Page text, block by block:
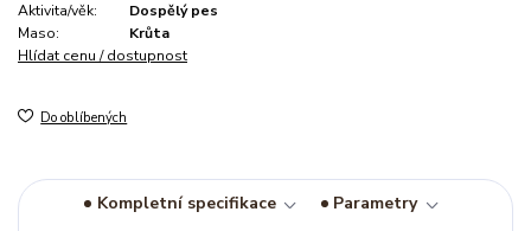
Aktivita/věk:
Dospělý pes
Maso:
Krůta
Hlídat cenu / dostupnost
Do oblíbených
Kompletní specifikace
Parametry